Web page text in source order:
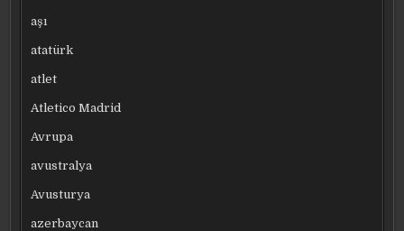
aşı
atatürk
atlet
Atletico Madrid
Avrupa
avustralya
Avusturya
azerbaycan